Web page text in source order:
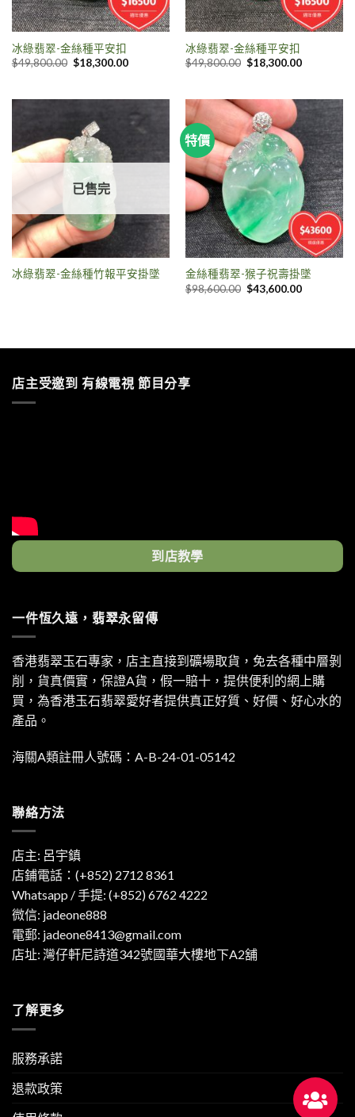
冰綠翡翠-金絲種平安扣
$49,800.00 $18,300.00
冰綠翡翠-金絲種平安扣
$49,800.00 $18,300.00
已售完
冰綠翡翠-金絲種竹報平安掛墜
特價
金絲種翡翠-猴子祝壽掛墜
$98,600.00 $43,600.00
店主受邀到 有線電視 節目分享
到店教學
一件恆久遠，翡翠永留傳
香港翡翠玉石專家，店主直接到礦場取貨，免去各種中層剝
削，貨真價實，保證A貨，假一賠十，提供便利的網上購
買，為香港玉石翡翠愛好者提供真正好質、好價、好心水的
產品。
海關A類註冊人號碼：A-B-24-01-05142
聯絡方法
店主: 呂宇鎮
店鋪電話：(+852) 2712 8361
Whatsapp / 手提: (+852) 6762 4222
微信: jadeone888
電郵: jadeone8413@gmail.com
店址: 灣仔軒尼詩道342號國華大樓地下A2舖
了解更多
服務承諾
退款政策